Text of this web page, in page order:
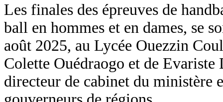
Les finales des épreuves de
ball en hommes et en dames, se
août 2025, au Lycée Ouezzin
Colette Ouédraogo et de Evariste
directeur de cabinet du ministère